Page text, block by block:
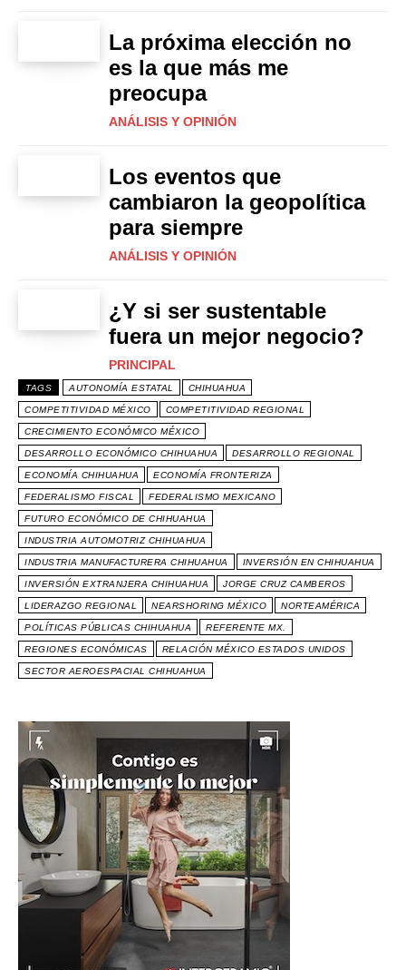
La próxima elección no
es la que más me
preocupa
ANÁLISIS Y OPINIÓN
Los eventos que
cambiaron la geopolítica
para siempre
ANÁLISIS Y OPINIÓN
¿Y si ser sustentable
fuera un mejor negocio?
PRINCIPAL
TAGS AUTONOMÍA ESTATAL CHIHUAHUA
COMPETITIVIDAD MÉXICO COMPETITIVIDAD REGIONAL
CRECIMIENTO ECONÓMICO MÉXICO
DESARROLLO ECONÓMICO CHIHUAHUA DESARROLLO REGIONAL
ECONOMÍA CHIHUAHUA ECONOMÍA FRONTERIZA
FEDERALISMO FISCAL FEDERALISMO MEXICANO
FUTURO ECONÓMICO DE CHIHUAHUA
INDUSTRIA AUTOMOTRIZ CHIHUAHUA
INDUSTRIA MANUFACTURERA CHIHUAHUA INVERSIÓN EN CHIHUAHUA
INVERSIÓN EXTRANJERA CHIHUAHUA JORGE CRUZ CAMBEROS
LIDERAZGO REGIONAL NEARSHORING MÉXICO NORTEAMÉRICA
POLÍTICAS PÚBLICAS CHIHUAHUA REFERENTE MX.
REGIONES ECONÓMICAS RELACIÓN MÉXICO ESTADOS UNIDOS
SECTOR AEROESPACIAL CHIHUAHUA